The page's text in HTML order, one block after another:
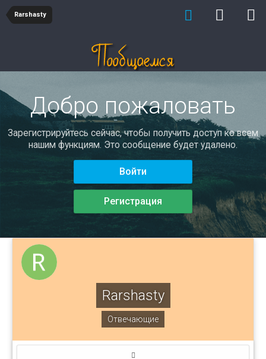
Rarshasty
Добро пожаловать
Зарегистрируйтесь сейчас, чтобы получить доступ ко всем
нашим функциям. Это сообщение будет удалено.
Войти
Регистрация
Rarshasty
Отвечающие